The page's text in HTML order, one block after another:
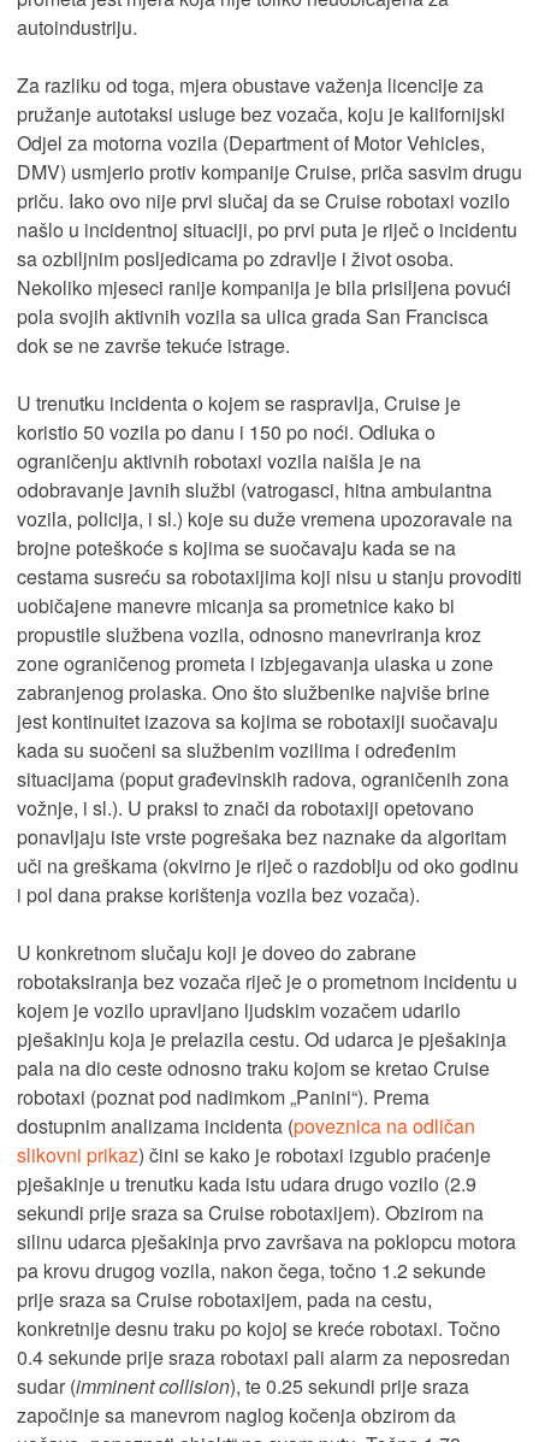
autoindustriju.
Za razliku od toga, mjera obustave važenja licencije za
pružanje autotaksi usluge bez vozača, koju je kalifornijski
Odjel za motorna vozila (Department of Motor Vehicles,
DMV) usmjerio protiv kompanije Cruise, priča sasvim drugu
priču. Iako ovo nije prvi slučaj da se Cruise robotaxi vozilo
našlo u incidentnoj situaciji, po prvi puta je riječ o incidentu
sa ozbiljnim posljedicama po zdravlje i život osoba.
Nekoliko mjeseci ranije kompanija je bila prisiljena povući
pola svojih aktivnih vozila sa ulica grada San Francisca
dok se ne završe tekuće istrage.
U trenutku incidenta o kojem se raspravlja, Cruise je
koristio 50 vozila po danu i 150 po noći. Odluka o
ograničenju aktivnih robotaxi vozila naišla je na
odobravanje javnih službi (vatrogasci, hitna ambulantna
vozila, policija, i sl.) koje su duže vremena upozoravale na
brojne poteškoće s kojima se suočavaju kada se na
cestama susreću sa robotaxijima koji nisu u stanju provoditi
uobičajene manevre micanja sa prometnice kako bi
propustile službena vozila, odnosno manevriranja kroz
zone ograničenog prometa i izbjegavanja ulaska u zone
zabranjenog prolaska. Ono što službenike najviše brine
jest kontinuitet izazova sa kojima se robotaxiji suočavaju
kada su suočeni sa službenim vozilima i određenim
situacijama (poput građevinskih radova, ograničenih zona
vožnje, i sl.). U praksi to znači da robotaxiji opetovano
ponavljaju iste vrste pogrešaka bez naznake da algoritam
uči na greškama (okvirno je riječ o razdoblju od oko godinu
i pol dana prakse korištenja vozila bez vozača).
U konkretnom slučaju koji je doveo do zabrane
robotaksiranja bez vozača riječ je o prometnom incidentu u
kojem je vozilo upravljano ljudskim vozačem udarilo
pješakinju koja je prelazila cestu. Od udarca je pješakinja
pala na dio ceste odnosno traku kojom se kretao Cruise
robotaxi (poznat pod nadimkom „Panini“). Prema
dostupnim analizama incidenta (poveznica na odličan
slikovni prikaz) čini se kako je robotaxi izgubio praćenje
pješakinje u trenutku kada istu udara drugo vozilo (2.9
sekundi prije sraza sa Cruise robotaxijem). Obzirom na
silinu udarca pješakinja prvo završava na poklopcu motora
pa krovu drugog vozila, nakon čega, točno 1.2 sekunde
prije sraza sa Cruise robotaxijem, pada na cestu,
konkretnije desnu traku po kojoj se kreće robotaxi. Točno
0.4 sekunde prije sraza robotaxi pali alarm za neposredan
sudar (imminent collision), te 0.25 sekundi prije sraza
započinje sa manevrom naglog kočenja obzirom da